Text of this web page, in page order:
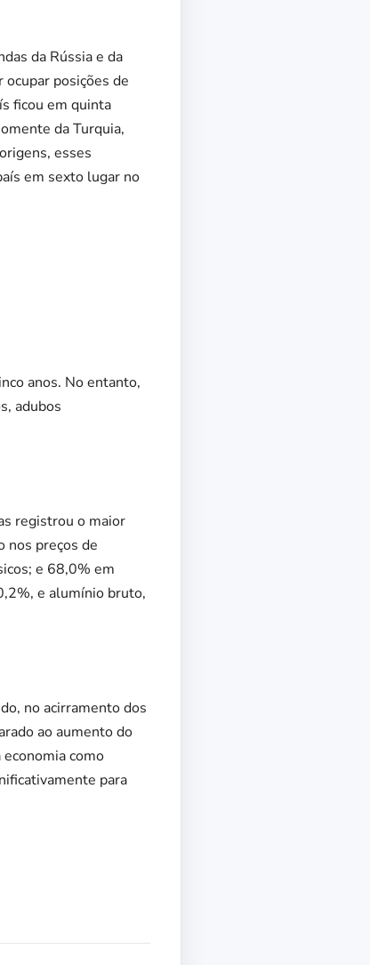
da Rússia e da
posições de
ficou em quinta
da Turquia,
esses
em sexto lugar no
anos. No entanto,
adubos
registrou o maior
nos preços de
e 68,0% em
e alumínio bruto,
no acirramento dos
ao aumento do
como
para